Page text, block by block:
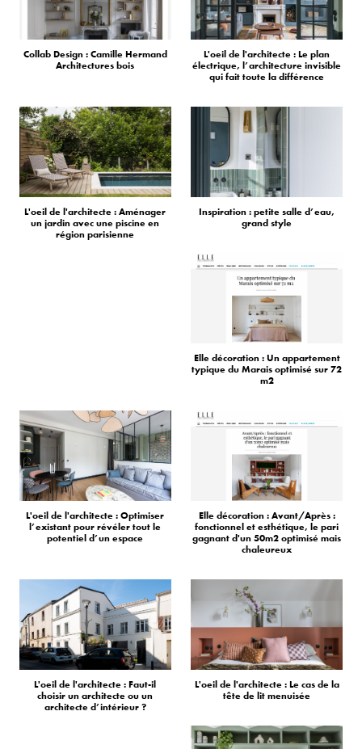
Collab Design : Camille Hermand
Architectures bois
L'oeil de l'architecte : Le plan
électrique, l’architecture invisible
qui fait toute la différence
L'oeil de l'architecte : Aménager
un jardin avec une piscine en
région parisienne
Inspiration : petite salle d’eau,
grand style
Elle décoration : Un appartement
typique du Marais optimisé sur 72
m2
L'oeil de l'architecte : Optimiser
l’existant pour révéler tout le
potentiel d’un espace
Elle décoration : Avant/Après :
fonctionnel et esthétique, le pari
gagnant d'un 50m2 optimisé mais
chaleureux
L'oeil de l'architecte : Faut-il
choisir un architecte ou un
architecte d’intérieur ?
L'oeil de l'architecte : Le cas de la
tête de lit menuisée